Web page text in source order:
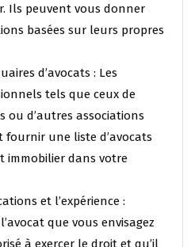
Ils peuvent vous donner
basées sur leurs propres
d’avocats : Les
tels que ceux de
ou d’autres associations
fournir une liste d’avocats
immobilier dans votre
et l’expérience :
que vous envisagez
à exercer le droit et qu’il